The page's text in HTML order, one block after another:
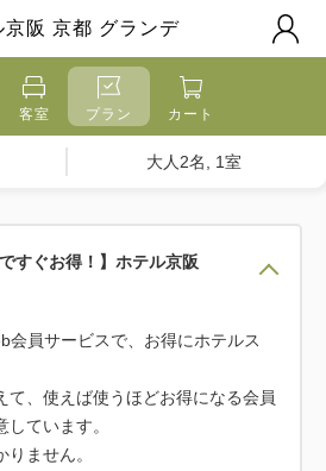
京阪 京都 グランデ
客室 プラン カート
大人2名, 1室
すぐお得！】ホテル京阪
会員サービスで、お得にホテルス
て、使えば使うほどお得になる会員
ています。
ません。